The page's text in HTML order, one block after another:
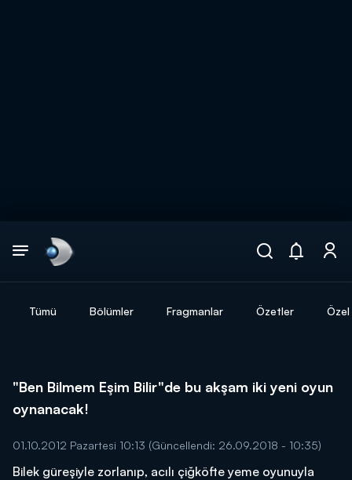
Tümü Bölümler Fragmanlar Özetler
"Ben Bilmem Eşim Bilir"de bu akşam iki yeni oyun
oynanacak!
01.10.2012 Pazartesi 10:13 (Güncellendi: 26.09.2018 - 10:35)
Bilek güreşiyle zorlanıp, acılı çiğköfte yeme oyunuyla